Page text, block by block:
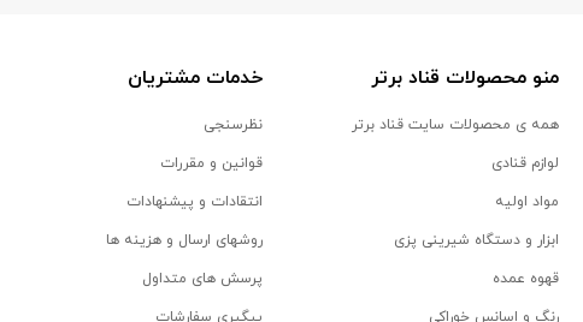
منو محصولات قناد برتر
همه ی محصولات سایت قناد برتر
لوازم قنادی
مواد اولیه
ابزار و دستگاه شیرینی پزی
قهوه عمده
رنگ و اسانس خوراکی
خدمات مشتریان
نظرسنجی
قوانین و مقررات
انتقادات و پیشنهادات
روشهای ارسال و هزینه ها
پرسش های متداول
پیگیری سفارشات